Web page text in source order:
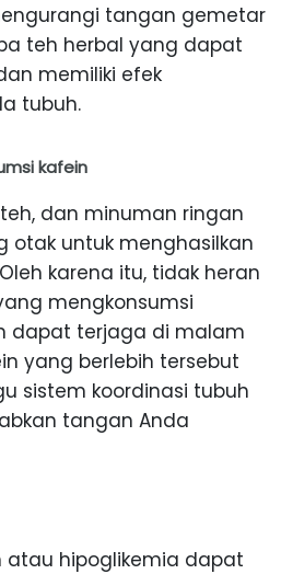
tangan gemetar
teh herbal yang dapat
memiliki efek
tubuh.
kafein
dan minuman ringan
otak untuk menghasilkan
karena itu, tidak heran
mengkonsumsi
dapat terjaga di malam
yang berlebih tersebut
sistem koordinasi tubuh
tangan Anda
atau hipoglikemia dapat